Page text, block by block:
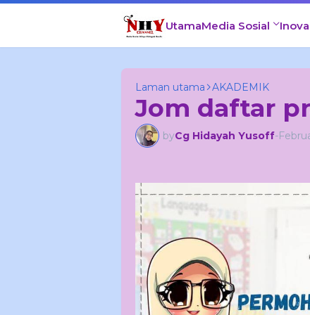
UtamaMedia Sosial
Laman utama AKADEMIK
Jom daftar
byCg Hidayah Yusoff-